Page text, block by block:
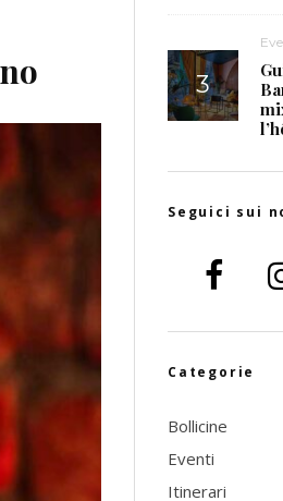
Seguici sui
Categorie
Bollicine
Eventi
Itinerari